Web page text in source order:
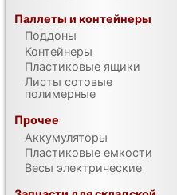
Паллеты и контейнеры
Поддоны
Контейнеры
Пластиковые ящики
Листы сотовые
полимерные
Прочее
Аккумуляторы
Пластиковые емкости
Весы электрические